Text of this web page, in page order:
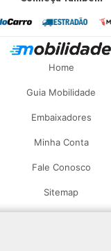
Home
Guia Mobilidade
Embaixadores
Minha Conta
Fale Conosco
Sitemap